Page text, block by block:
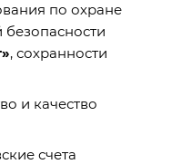
по охране
, сохранности
и качество
счета